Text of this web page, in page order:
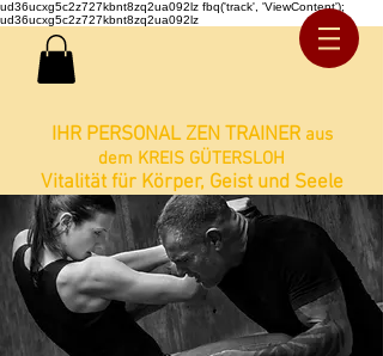
ud36ucxg5c2z727kbnt8zq2ua092lz fbq('track', 'ViewContent');
ud36ucxg5c2z727kbnt8zq2ua092lz
IHR PERSONAL ZEN TRAINER aus
dem KREIS GÜTERSLOH
Vitalität für Körper, Geist und Seele